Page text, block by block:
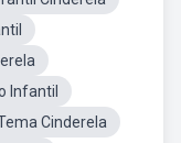
Infantil
Cinderela